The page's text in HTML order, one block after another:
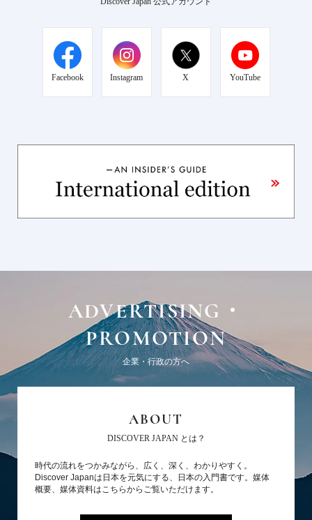
Facebook Instagram X YouTube
ADVERTISING・
PROMOTION
企業・行政の方へ
ABOUT
DISCOVER JAPAN とは？
時代の流れをつかみながら、広く、深く、わかりやすく。
Discover Japanは日本を元気にする、日本の入門書です。媒体
概要、媒体資料はこちらからご覧いただけます。